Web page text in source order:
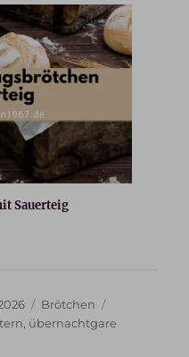
Sauerteig
Kategorien
Brötchen
, übernachtgare